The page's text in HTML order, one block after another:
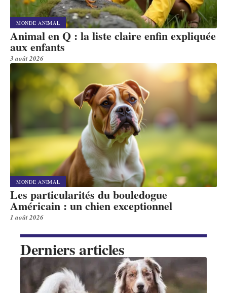
MONDE ANIMAL
Animal en Q : la liste claire enfin expliquée
aux enfants
3 août 2026
MONDE ANIMAL
Les particularités du bouledogue
Américain : un chien exceptionnel
1 août 2026
Derniers articles